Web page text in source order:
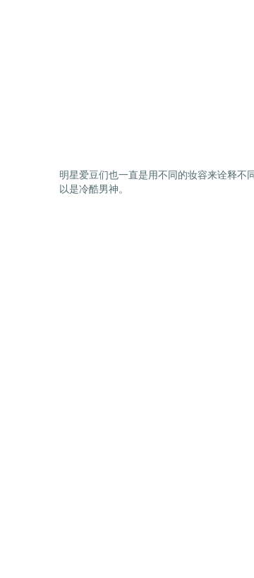
明星爱豆们也一直是用不同的妆容来诠释不
以是冷酷男神。